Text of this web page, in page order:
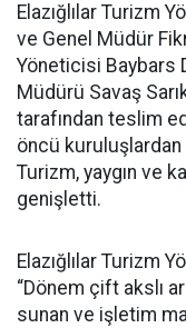
Elazığlılar Turizm
ve Genel Müdür
Yöneticisi Baybars
Müdürü Savaş
tarafından teslim
öncü kuruluşlardan
Turizm, yaygın ve
genişletti.
Elazığlılar Turizm
“Dönem çift akslı
sunan ve işletim